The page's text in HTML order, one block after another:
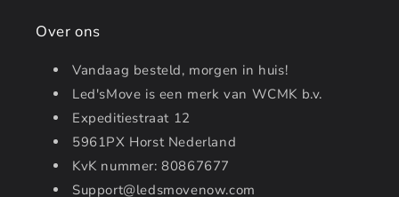
Over ons
Vandaag besteld, morgen in huis!
Led'sMove is een merk van WCMK b.v.
Expeditiestraat 12
5961PX Horst Nederland
KvK nummer: 80867677
Support@ledsmovenow.com